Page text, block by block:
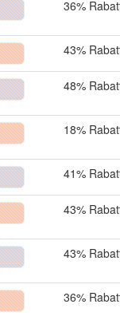
36%
43%
48%
18%
41%
43%
43%
36%